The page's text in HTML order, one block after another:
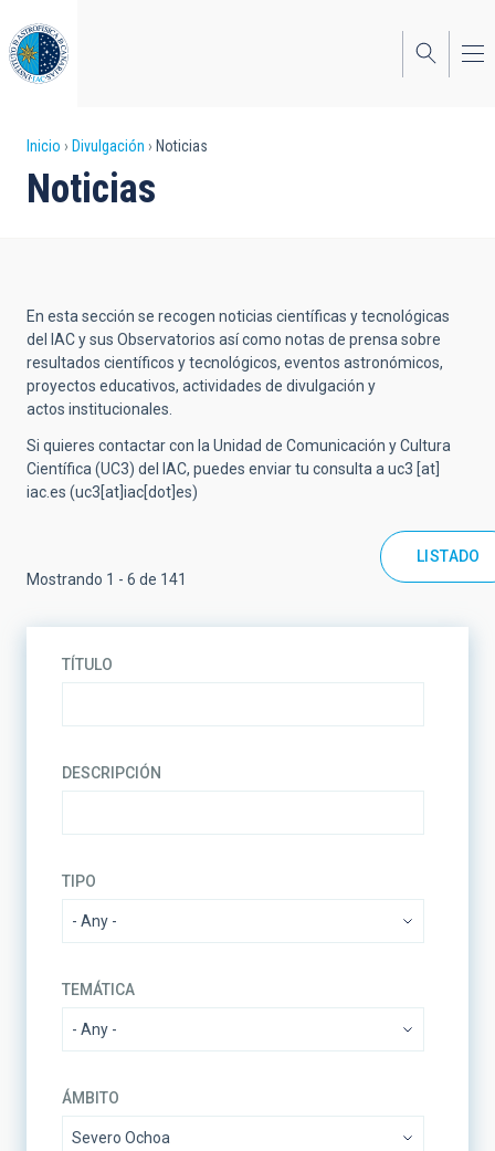
al
contenido
principal
Sobrescribir
enlaces
a
la
navegación
Inicio Divulgación Noticias
Noticias
En esta sección se recogen noticias científicas y tecnológicas
del IAC y sus Observatorios así como notas de prensa sobre
resultados científicos y tecnológicos, eventos astronómicos,
proyectos educativos, actividades de divulgación y
actos institucionales.
Si quieres contactar con la Unidad de Comunicación y Cultura
Científica (UC3) del IAC, puedes enviar tu consulta a uc3 [at]
iac.es (uc3[at]iac[dot]es)
LISTADO
Mostrando 1 - 6 de 141
TÍTULO
DESCRIPCIÓN
TIPO
TEMÁTICA
ÁMBITO